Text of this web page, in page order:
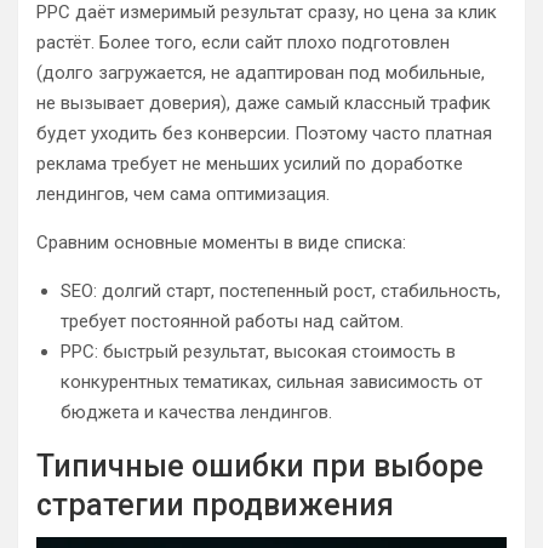
PPC даёт измеримый результат сразу, но цена за клик
растёт. Более того, если сайт плохо подготовлен
(долго загружается, не адаптирован под мобильные,
не вызывает доверия), даже самый классный трафик
будет уходить без конверсии. Поэтому часто платная
реклама требует не меньших усилий по доработке
лендингов, чем сама оптимизация.
Сравним основные моменты в виде списка:
SEO: долгий старт, постепенный рост, стабильность,
требует постоянной работы над сайтом.
PPC: быстрый результат, высокая стоимость в
конкурентных тематиках, сильная зависимость от
бюджета и качества лендингов.
Типичные ошибки при выборе
стратегии продвижения